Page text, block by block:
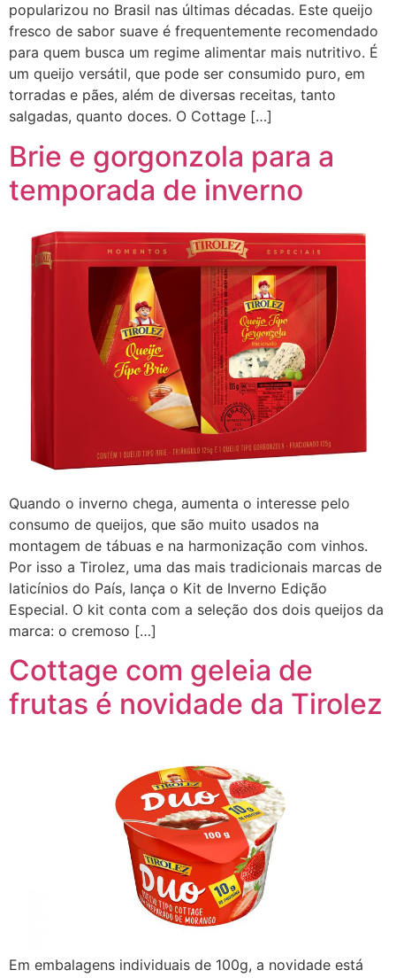
popularizou no Brasil nas últimas décadas. Este queijo
fresco de sabor suave é frequentemente recomendado
para quem busca um regime alimentar mais nutritivo. É
um queijo versátil, que pode ser consumido puro, em
torradas e pães, além de diversas receitas, tanto
salgadas, quanto doces. O Cottage […]
Brie e gorgonzola para a
temporada de inverno
Quando o inverno chega, aumenta o interesse pelo
consumo de queijos, que são muito usados na
montagem de tábuas e na harmonização com vinhos.
Por isso a Tirolez, uma das mais tradicionais marcas de
laticínios do País, lança o Kit de Inverno Edição
Especial. O kit conta com a seleção dos dois queijos da
marca: o cremoso […]
Cottage com geleia de
frutas é novidade da Tirolez
Em embalagens individuais de 100g, a novidade está